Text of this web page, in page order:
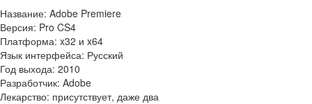
Название: Adobe Premiere
Версия: Pro CS4
Платформа: x32 и x64
Язык интерфейса: Русский
Год выхода: 2010
Разработчик: Adobe
Лекарство: присутствует, даже два